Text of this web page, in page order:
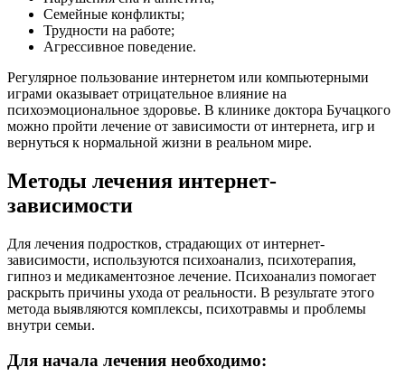
Семейные конфликты;
Трудности на работе;
Агрессивное поведение.
Регулярное пользование интернетом или компьютерными
играми оказывает отрицательное влияние на
психоэмоциональное здоровье. В клинике доктора Бучацкого
можно пройти лечение от зависимости от интернета, игр и
вернуться к нормальной жизни в реальном мире.
Методы лечения интернет-
зависимости
Для лечения подростков, страдающих от интернет-
зависимости, используются психоанализ, психотерапия,
гипноз и медикаментозное лечение. Психоанализ помогает
раскрыть причины ухода от реальности. В результате этого
метода выявляются комплексы, психотравмы и проблемы
внутри семьи.
Для начала лечения необходимо: